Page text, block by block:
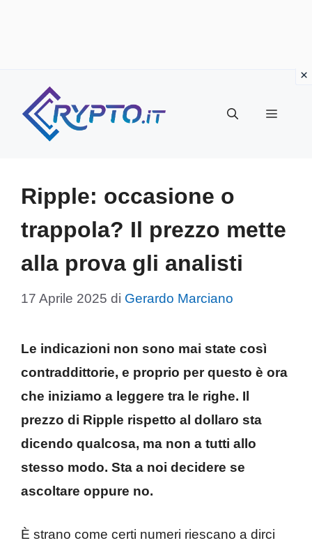
contenuto
Menu
Ripple: occasione o
trappola? Il prezzo mette
alla prova gli analisti
17 Aprile 2025 di Gerardo Marciano
Le indicazioni non sono mai state così
contraddittorie, e proprio per questo è ora
che iniziamo a leggere tra le righe. Il
prezzo di Ripple rispetto al dollaro sta
dicendo qualcosa, ma non a tutti allo
stesso modo. Sta a noi decidere se
ascoltare oppure no.
È strano come certi numeri riescano a dirci